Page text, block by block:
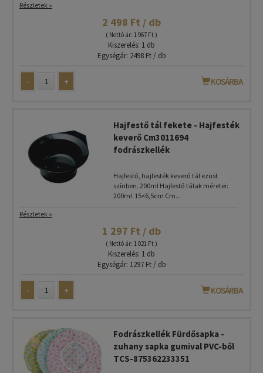
Részletek »
2 498 Ft / db
( Nettó ár: 1 967 Ft )
Kiszerelés: 1 db
Egységár: 2498 Ft / db
- + KOSÁRBA
Hajfestő tál fekete - Hajfesték
keverő Cm3011694
fodrászkellék
Hajfestő, hajfesték keverő tál ezüst
színben. 200ml Hajfestő tálak méretei:
200ml 15×6,5cm Cm...
Részletek »
1 297 Ft / db
( Nettó ár: 1 021 Ft )
Kiszerelés: 1 db
Egységár: 1297 Ft / db
- + KOSÁRBA
Fodrászkellék Fürdősapka -
zuhany sapka gumival PVC-ből
TCS-875362233351